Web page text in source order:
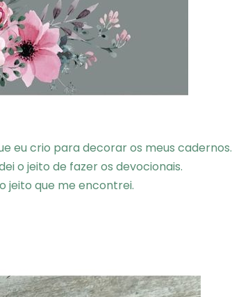
eu crio para decorar os meus cadernos.
o jeito de fazer os devocionais.
jeito que me encontrei.